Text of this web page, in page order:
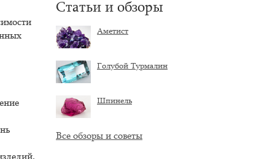
Статьи и обзоры
Аметист
Голубой Турмалин
Шпинель
Все обзоры и советы